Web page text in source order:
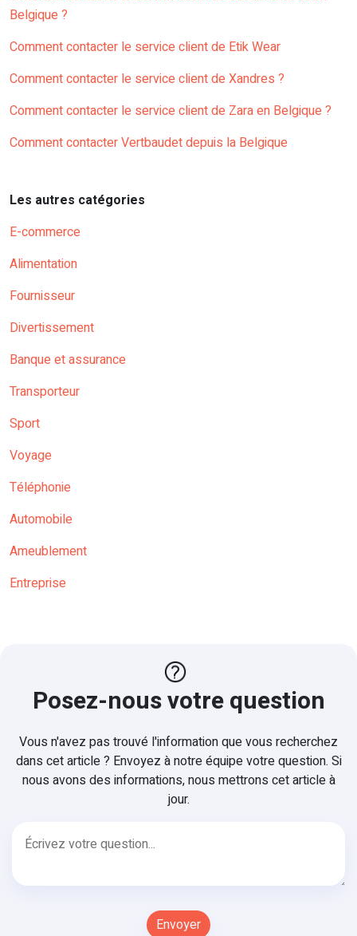
Belgique ?
Comment contacter le service client de Etik Wear
Comment contacter le service client de Xandres ?
Comment contacter le service client de Zara en Belgique ?
Comment contacter Vertbaudet depuis la Belgique
Les autres catégories
E-commerce
Alimentation
Fournisseur
Divertissement
Banque et assurance
Transporteur
Sport
Voyage
Téléphonie
Automobile
Ameublement
Entreprise
Posez-nous votre question
Vous n'avez pas trouvé l'information que vous recherchez
dans cet article ? Envoyez à notre équipe votre question. Si
nous avons des informations, nous mettrons cet article à
jour.